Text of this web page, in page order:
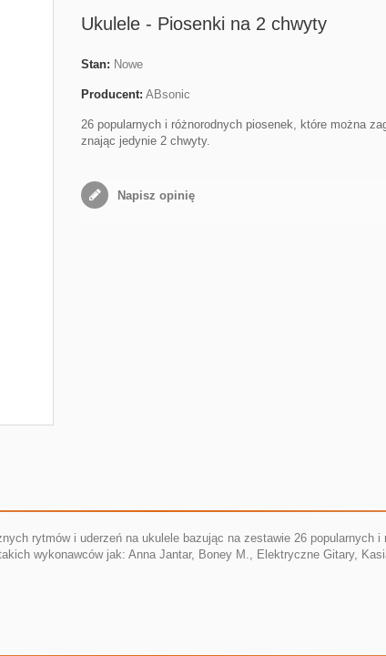
Ukulele - Piosenki na 2 chwyty
Stan: Nowe
Producent: ABsonic
26 popularnych i różnorodnych piosenek, które można
znając jedynie 2 chwyty.
Napisz opinię
rytmów i uderzeń na ukulele bazując na zestawie 26 popularnych
wykonawców jak: Anna Jantar, Boney M., Elektryczne Gitary,